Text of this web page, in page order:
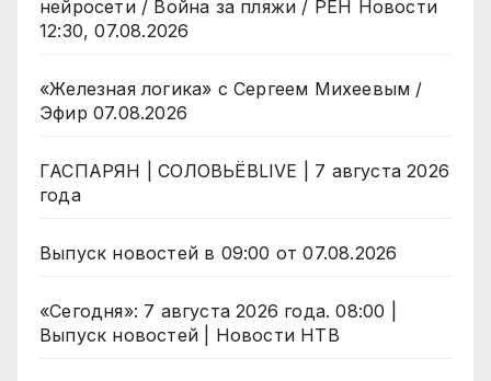
нейросети / Война за пляжи / РЕН Новости
12:30, 07.08.2026
«Железная логика» с Сергеем Михеевым /
Эфир 07.08.2026
ГАСПАРЯН | СОЛОВЬЁВLIVE | 7 августа 2026
года
Выпуск новостей в 09:00 от 07.08.2026
«Сегодня»: 7 августа 2026 года. 08:00 |
Выпуск новостей | Новости НТВ